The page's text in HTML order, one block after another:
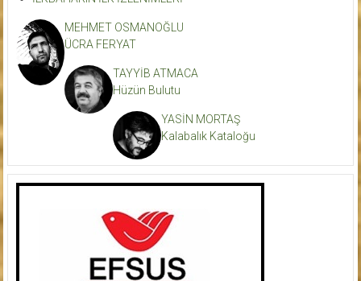
MEHMET OSMANOĞLU
ÜCRA FERYAT
TAYYİB ATMACA
Hüzün Bulutu
YASİN MORTAŞ
Kalabalık Kataloğu